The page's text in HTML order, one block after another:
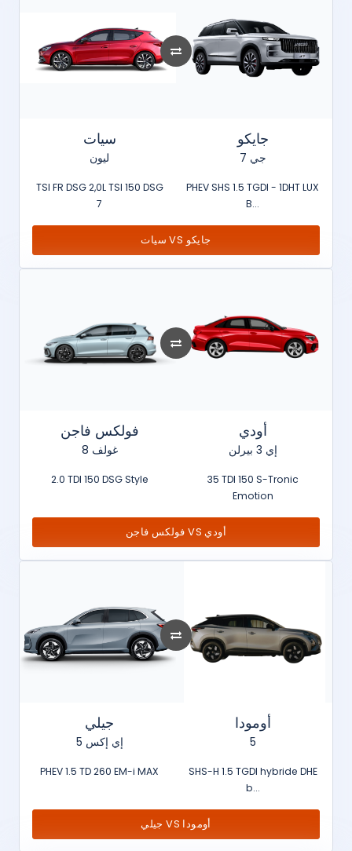
سيات
ليون
TSI FR DSG 2,0L TSI 150 DSG
7
جايكو
جي 7
PHEV SHS 1.5 TGDI - 1DHT LUX
B...
سيات VS جايكو
فولكس فاجن
غولف 8
2.0 TDI 150 DSG Style
أودي
إي 3 بيرلن
35 TDI 150 S-Tronic
Emotion
فولكس فاجن VS أودي
جيلي
إي إكس 5
PHEV 1.5 TD 260 EM-i MAX
أومودا
5
SHS-H 1.5 TGDI hybride DHE
b...
جيلي VS أومودا